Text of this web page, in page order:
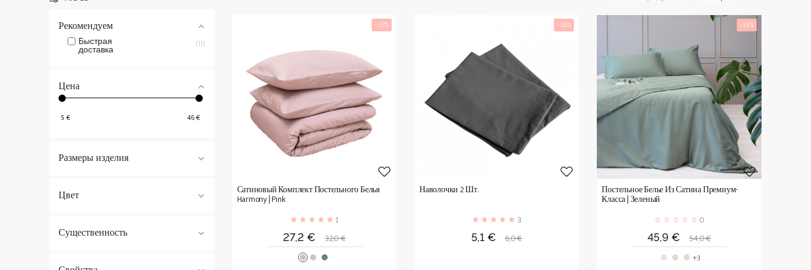
Нестандартные матрасы
ВсеМатрасы
ВсеПостельное Белье
Рекомендуем
Быстрая
доставка 11
Цена
5 € 46€
Размеры изделия
Цвет
Существенность
Сатиновый Комплект Постельного Белья
Harmony | Pink
1
Цена
27,2 €
Обычная
цена
32,0 €
-15%
Наволочки 2 Шт.
3
Цена
5,1 €
Обычная
6,0 €
-15%
Постельное Белье Из Сатина Премиум-
Класса | Зеленый
0
Цена
45,9 €
Обычная
цена
54,0 €
-15%
+3